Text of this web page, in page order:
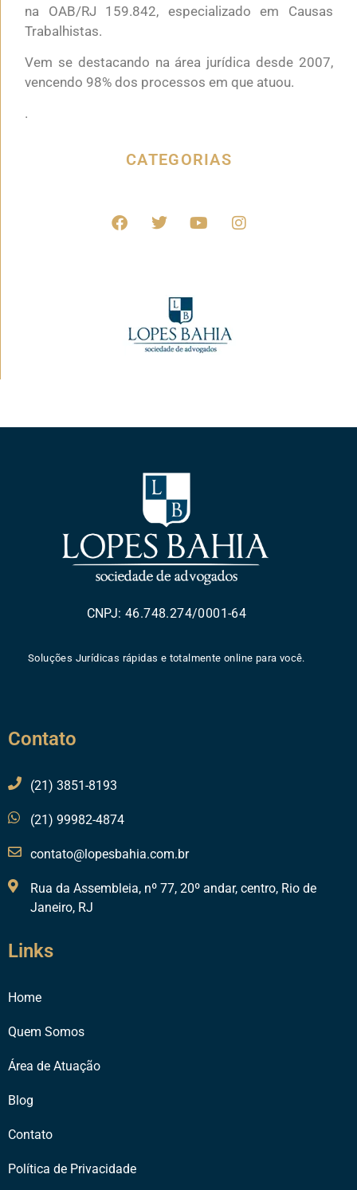
na OAB/RJ 159.842, especializado em Causas
Trabalhistas.
Vem se destacando na área jurídica desde 2007,
vencendo 98% dos processos em que atuou.
.
CATEGORIAS
CNPJ: 46.748.274/0001-64
Soluções Jurídicas rápidas e totalmente online para você.
Contato
(21) 3851-8193
(21) 99982-4874
contato@lopesbahia.com.br
Rua da Assembleia, nº 77, 20º andar, centro, Rio de
Janeiro, RJ
Links
Home
Quem Somos
Área de Atuação
Blog
Contato
Política de Privacidade